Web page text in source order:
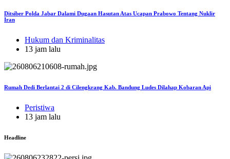
Ditsiber Polda Jabar Dalami Dugaan Hasutan Atas Ucapan Prabowo Tentang Nuklir
Iran
Hukum dan Kriminalitas
13 jam lalu
Rumah Dedi Berlantai 2 di Cilengkrang Kab. Bandung Ludes Dilahap Kobaran Api
Peristiwa
13 jam lalu
Headline